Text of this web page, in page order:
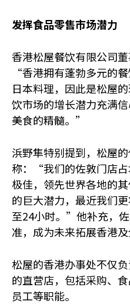
发挥食品零售市场潜力
香港松屋餐饮有限公司董
“香港拥有蓬勃多元的
日本料理，因此是松屋
饮市场的增长潜力充满
美食的精髓。”
浜野隼特别提到，松屋
称：“我们的佐敦门店
极佳，领先世界各地的
的巨大潜力，最近我们
至24小时。”他补充，
准，成为未来拓展香港及
松屋的香港办事处不仅
的直营店，包括采购、
员工等职能。